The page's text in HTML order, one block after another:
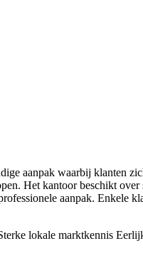
aanpak waarbij klanten
Het kantoor beschikt
aanpak. Enkele
lokale marktkennis